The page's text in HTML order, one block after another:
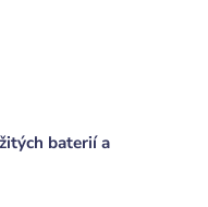
baterií a